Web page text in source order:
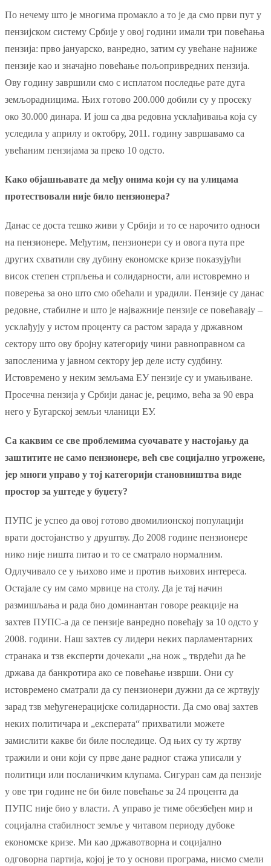
По нечему што је многима промакло а то је да смо први пут у
пензијском систему Србије у овој години имали три повећања
пензија: прво јануарско, ванредно, затим су увећане најниже
пензије као и значајно повећање пољопривредних пензија.
Ову годину завршили смо с исплатом последње рате дуга
земљорадницима. Њих готово 200.000 добили су у просеку
око 30.000 динара. И још са два редовна усклађивања која су
уследила у априлу и октобру, 2011. годину завршавамо са
увећаним пензијама за преко 10 одсто.
Како објашњавате да међу онима који су на улицама
протествовали није било пензионера?
Данас се доста тешко живи у Србији и то се нарочито односи
на пензионере. Међутим, пензионери су и овога пута пре
других схватили сву дубину економске кризе показујући
висок степен стрпљења и солидарности, али истовремно и
поверења за оно што смо обећали и урадили. Пензије су данас
редовне, стабилне и што је најважније пензије се повећавају –
усклађују у истом проценту са растом зарада у државном
сектору што ову бројну категорију чини равноправном са
запосленима у јавном сектору јер деле исту судбину.
Истовремено у неким земљама ЕУ пензије су и умањиване.
Просечна пензија у Србији данас је, рецимо, већа за 90 евра
него у Бугарској земљи чланици ЕУ.
Са каквим се све проблемима суочавате у настојању да
заштитите не само пензионере, већ све социјално угрожене,
јер многи управо у тој категорији становништва виде
простор за уштеде у буџету?
ПУПС је успео да овој готово двомилионској популацији
врати достојанство у друштву. До 2008 године пензиoнере
нико није ништа питао и то се сматрало нормалним.
Одлучивало се у њихово име и против њихових интереса.
Остајале су им само мрвице на столу. Да је тај начин
размишљања и рада био доминантан говоре реакције на
захтев ПУПС-а да се пензије ванредно повећају за 10 одсто у
2008. години. Наш захтев су лидери неких парламентарних
странака и тзв експерти дочекали „на нож „ тврдећи да ће
држава да банкротира ако се повећање изврши. Они су
истовремено сматрали да су пензионери дужни да се жртвују
зарад тзв међугенерацијске солидарности. Да смо овај захтев
неких политичара и „експерата“ прихватили можете
замислити какве би биле последице. Од њих су ту жртву
тражили и они који су прве дане радног стажа уписали у
политици или посланичким клупама. Сигуран сам да пензије
у ове три године не би биле повећање за 24 процента да
ПУПС није био у власти. А управо је тиме обезбеђен мир и
социјална стабилност земље у читавом периоду дубоке
економске кризе. Ми као државотворна и социјално
одговорна партија, којој је то у основи програма, нисмо смели